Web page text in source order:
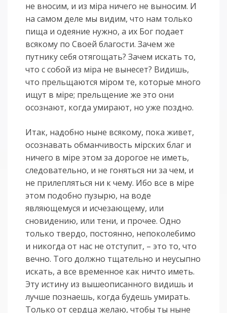
не вносим, и из мiра ничего не выносим. И
на самом деле мы видим, что нам только
пища и одеяние нужно, а их Бог подает
всякому по Своей благости. Зачем же
путнику себя отягощать? Зачем искать то,
что с собой из мiра не вынесет? Видишь,
что прельщаются мiром те, которые много
ищут в мiре; прельщение же это они
осознают, когда умирают, но уже поздно.
Итак, надобно ныне всякому, пока живет,
осознавать обманчивость мiрских благ и
ничего в мiре этом за дорогое не иметь,
следовательно, и не гоняться ни за чем, и
не прилепляться ни к чему. Ибо все в мiре
этом подобно пузырю, на воде
являющемуся и исчезающему, или
сновидению, или тени, и прочее. Одно
только твердо, постоянно, непоколебимо
и никогда от нас не отступит, – это то, что
вечно. Того должно тщательно и неусыпно
искать, а все временное как ничто иметь.
Эту истину из вышеописанного видишь и
лучше познаешь, когда будешь умирать.
Только от сердца желаю, чтобы ты ныне